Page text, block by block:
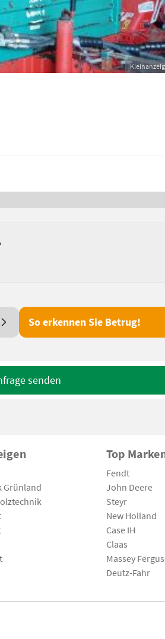
So erkennen Sie Betrug!
senden
Grünland
Top
Fendt
John Deere
Steyr
New Holland
Case IH
Claas
Massey
Deutz-Fahr